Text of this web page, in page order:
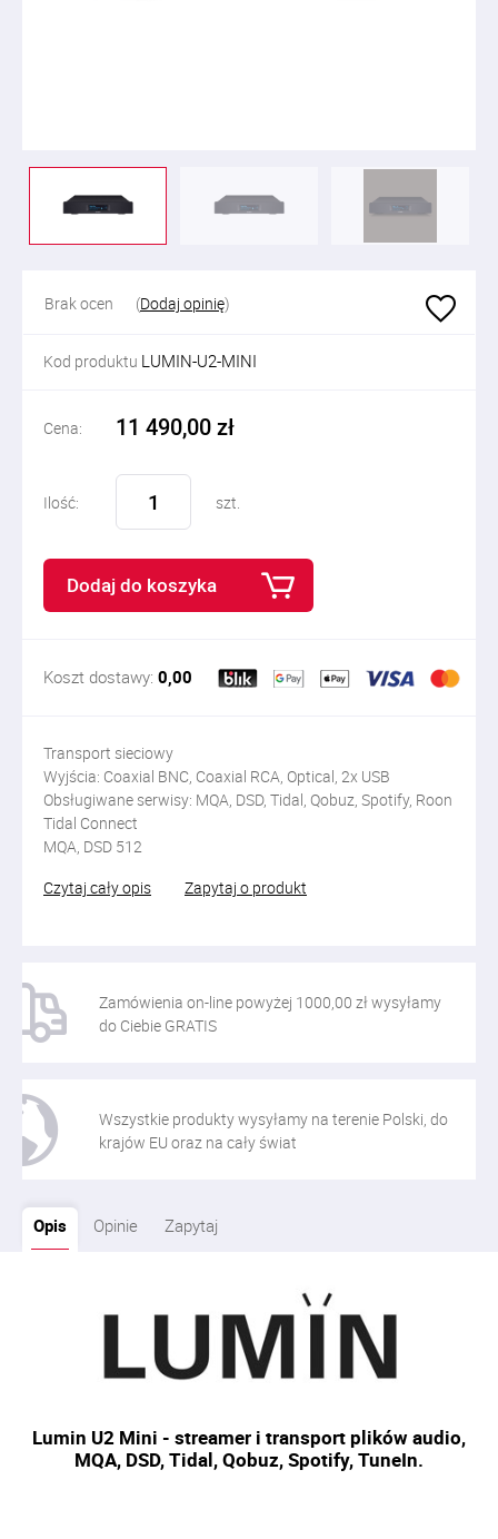
Brak ocen (Dodaj opinię)
Kod produktu LUMIN-U2-MINI
Cena: 11 490,00 zł
Ilość: szt.
Dodaj do koszyka
Koszt dostawy: 0,00
Transport sieciowy
Wyjścia: Coaxial BNC, Coaxial RCA, Optical, 2x USB
Obsługiwane serwisy: MQA, DSD, Tidal, Qobuz, Spotify, Roon
Tidal Connect
MQA, DSD 512
Czytaj cały opis
Zapytaj o produkt
Zamówienia on-line powyżej 1000,00 zł wysyłamy
do Ciebie GRATIS
Wszystkie produkty wysyłamy na terenie Polski, do
krajów EU oraz na cały świat
Opis Opinie Zapytaj
Lumin U2 Mini - streamer i transport plików audio,
MQA, DSD, Tidal, Qobuz, Spotify, TuneIn.